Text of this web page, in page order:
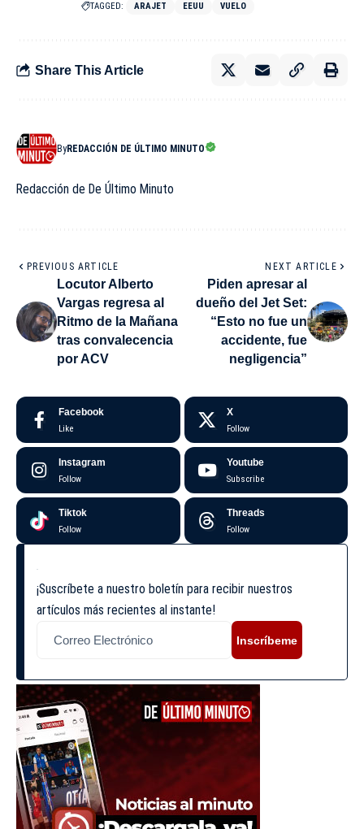
TAGGED: ARAJET EEUU VUELO
Share This Article
ByREDACCIÓN DE ÚLTIMO MINUTO
Redacción de De Último Minuto
PREVIOUS ARTICLE
Locutor Alberto
Vargas regresa al
Ritmo de la Mañana
tras convalecencia
por ACV
NEXT ARTICLE
Piden apresar al
dueño del Jet Set:
“Esto no fue un
accidente, fue
negligencia”
Facebook
Like
X
Follow
Instagram
Follow
Youtube
Subscribe
Tiktok
Follow
Threads
Follow
¡Suscríbete a nuestro boletín para recibir nuestros
artículos más recientes al instante!
Inscríbeme